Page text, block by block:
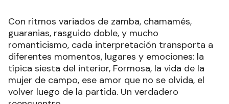
Con ritmos variados de zamba, chamamés,
guaranias, rasguido doble, y mucho
romanticismo, cada interpretación transporta a
diferentes momentos, lugares y emociones: la
típica siesta del interior, Formosa, la vida de la
mujer de campo, ese amor que no se olvida, el
volver luego de la partida. Un verdadero